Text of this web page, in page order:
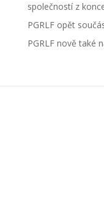
společností z
PGRLF opět
PGRLF nově také